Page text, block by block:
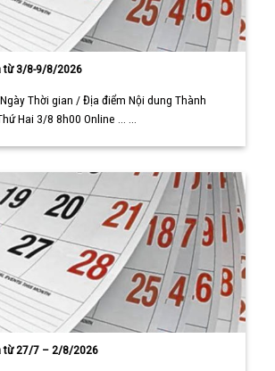
từ 3/8-9/8/2026
Thời gian / Địa điểm Nội dung Thành
Hai 3/8 8h00 Online ... ...
từ 27/7 – 2/8/2026